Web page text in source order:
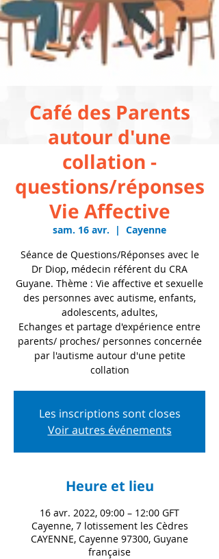
Café des Parents
autour d'une
collation -
questions/réponses
Vie Affective
sam. 16 avr.
  |
Cayenne
Séance de Questions/Réponses avec le
Dr Diop, médecin référent du CRA
Guyane. Thème : Vie affective et sexuelle
des personnes avec autisme, enfants,
adolescents, adultes,
Echanges et partage d'expérience entre
parents/ proches/ personnes concernée
par l'autisme autour d'une petite
collation
Les inscriptions sont closes
Voir autres événements
Heure et lieu
16 avr. 2022, 09:00 – 12:00 GFT
Cayenne, 7 lotissement les Cèdres
CAYENNE, Cayenne 97300, Guyane
française